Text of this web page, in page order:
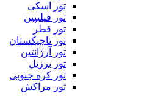
تور اسکی
تور فیلیپین
تور قطر
تور تاجیکستان
تور آرژانتین
تور برزیل
تور کره جنوبی
تور مراکش